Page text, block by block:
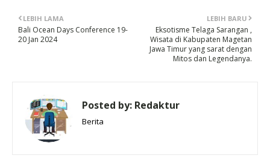
LEBIH BARU
Eksotisme Telaga Sarangan ,
Wisata di Kabupaten Magetan
Jawa Timur yang sarat dengan
Mitos dan Legendanya.
LEBIH LAMA
Bali Ocean Days Conference 19-
20 Jan 2024
Posted by: Redaktur
Berita